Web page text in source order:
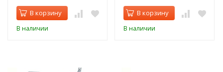
В корзину
В наличии
В корзину
В наличии